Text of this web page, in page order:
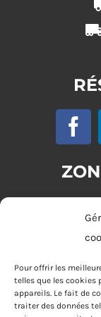
Pour offrir les
telles que les cookies
appareils. Le fait de
traiter des données
Zone
Joué-lès-Tours,
Saint-